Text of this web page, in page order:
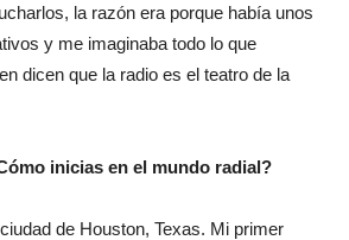
la razón era porque había unos
y me imaginaba todo lo que
dicen que la radio es el teatro de la
inicias en el mundo radial?
de Houston, Texas. Mi primer